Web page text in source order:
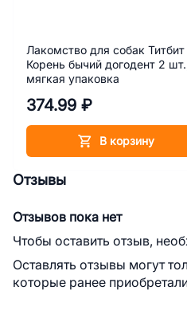
Лакомство для собак Титбит
Корень бычий догодент 2
мягкая упаковка
374.99 ₽
В корзину
Отзывы
Отзывов пока нет
Чтобы оставить отзыв,
Оставлять отзывы могут
которые ранее